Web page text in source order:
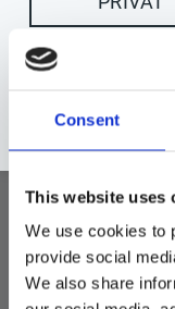
Consent
This website uses
We use cookies to
provide social
We also share
Apple iPhone Air
6.5" molnvit
13 995KR